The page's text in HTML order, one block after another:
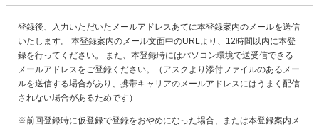
登録後、入力いただいたメールアドレスあてに本登録案内のメールを送信
いたします。 本登録案内のメール文面中のURLより、12時間以内に本登
録を行ってください。 また、本登録時にはパソコン環境で送受信できる
メールアドレスをご登録ください。（アスクより添付ファイルのあるメー
ルを送信する場合があり、携帯キャリアのメールアドレスにはうまく配信
されない場合があるためです）
※前回登録時に仮登録で登録をおやめになった場合、または本登録案内メ